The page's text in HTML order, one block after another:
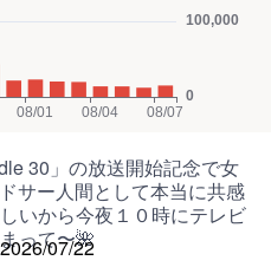
30」の放送開始記念で女
サー人間として本当に共感
いから今夜１０時にテレビ
って〜🌺
07/22